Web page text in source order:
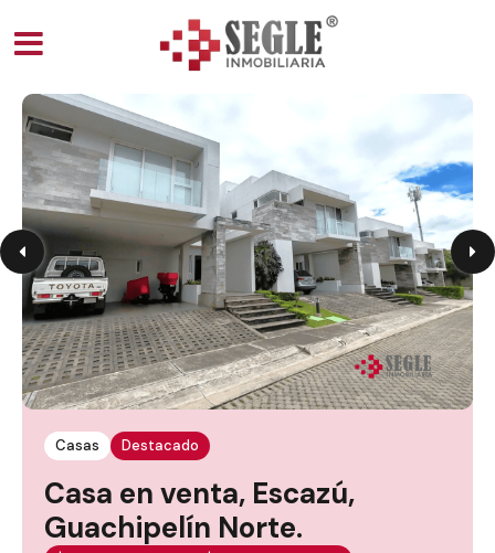
Casas Destacado
Casa en venta, Escazú,
Guachipelín Norte.